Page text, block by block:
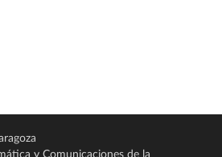
y Comunicaciones de la